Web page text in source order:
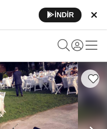
İNDİR